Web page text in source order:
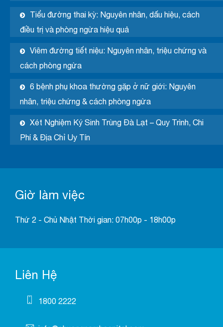
Tiểu đường thai kỳ: Nguyên nhân, dấu hiệu, cách
điều trị và phòng ngừa hiệu quả
Viêm đường tiết niệu: Nguyên nhân, triệu chứng và
cách phòng ngừa
6 bệnh phụ khoa thường gặp ở nữ giới: Nguyên
nhân, triệu chứng & cách phòng ngừa
Xét Nghiệm Ký Sinh Trùng Đà Lạt – Quy Trình, Chi
Phí & Địa Chỉ Uy Tín
Giờ làm việc
Thứ 2 - Chủ Nhật Thời gian: 07h00p - 18h00p
Liên Hệ
1800 2222